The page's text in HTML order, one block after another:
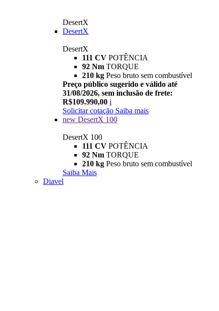
DesertX
DesertX
DesertX
111 CV POTÊNCIA
92 Nm TORQUE
210 kg Peso bruto sem combustível
Preço público sugerido e válido até
31/08/2026, sem inclusão de frete:
R$109.990,00 i
Solicitar cotação Saiba mais
new DesertX 100
DesertX 100
111 CV POTÊNCIA
92 Nm TORQUE
210 kg Peso bruto sem combustível
Saiba Mais
Diavel